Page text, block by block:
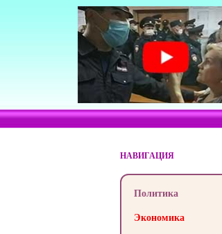
НАВИГАЦИЯ
Политика
Экономика